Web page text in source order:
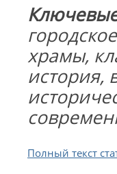
храмы,
история,
Полный текст